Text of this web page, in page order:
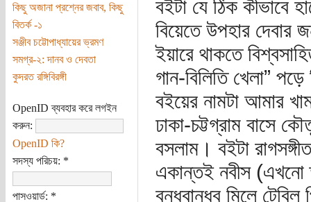
কিছু অজানা প্রশ্নের জবাব, কিছু
বিতর্ক -১
সঞ্জীব চট্টোপাধ্যায়ের ভ্রমণ
সমগ্র-২: দানব ও দেবতা
কুদরত রঙ্গিবিরঙ্গী
OpenID ব্যবহার করে লগইন
করুন:
OpenID কি?
সদস্য পরিচয়: *
পাসওয়ার্ড: *
বইটা যে ঠিক
বিয়েতে উপহার দেবার
ইয়ারে থাকতে
গান-বিলিতি খেলা”
বইয়ের নামটা আমার
ঢাকা-চট্টগ্রাম বাসে
বসলাম। বইটা
একান্তই নবীস (এখনো
বন্ধুবান্ধব মিলে